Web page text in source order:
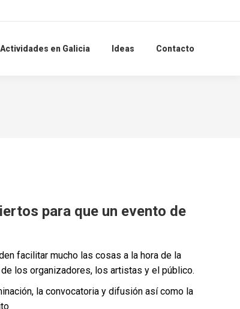
Actividades en Galicia Ideas Contacto
para que un evento de
facilitar mucho las cosas a la hora de la
los organizadores, los artistas y el público.
la convocatoria y difusión así como la